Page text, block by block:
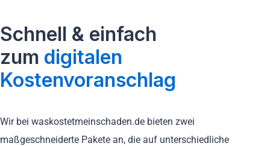
Schnell & einfach
zum digitalen
Kostenvoranschlag
Wir bei waskostetmeinschaden.de bieten zwei
maßgeschneiderte Pakete an, die auf unterschiedliche